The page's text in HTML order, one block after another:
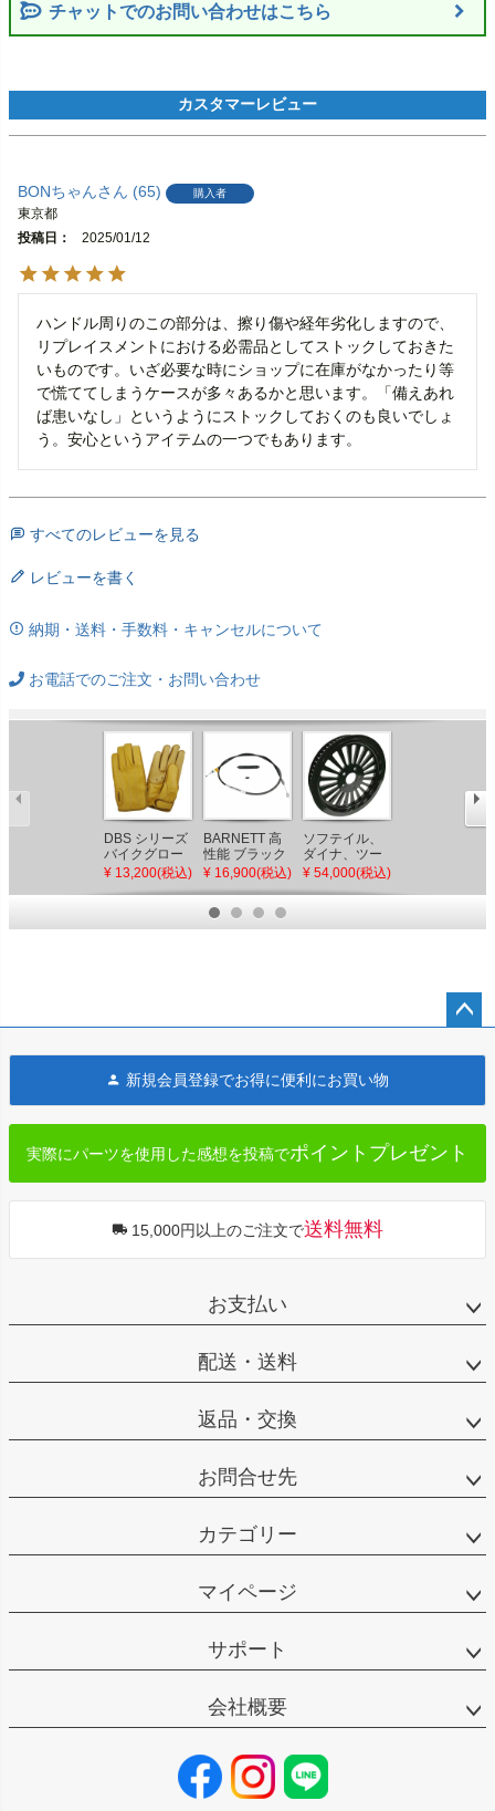
チャットでのお問い合わせはこちら
BONちゃん 65 購入者
東京都
投稿日
2025/01/12
ハンドル周りのこの部分は、擦り傷や経年劣化しますので、
リプレイスメントにおける必需品としてストックしておきた
いものです。いざ必要な時にショップに在庫がなかったり等
で慌ててしまうケースが多々あるかと思います。「備えあれ
ば患いなし」というようにストックしておくのも良いでしょ
う。安心というアイテムの一つでもあります。
すべてのレビューを見る
レビューを書く
納期・送料・手数料・キャンセルについて
お電話でのご注文・お問い合わせ
DBS シリーズ
バイクグロー
ブ ショートタ
イプ タン S～
LL JRP
¥ 13,200(税込)
BARNETT 高
性能 ブラック
クラッチケー
ブル 標準長
+3インチ
¥ 16,900(税込)
ソフテイル、
ダイナ、ツー
リング フルス
ポーク・プー
リー 70T x 1-
¥ 54,000(税込)
Performance
へ
新規会員登録でお得に便利にお買い物
実際にパーツを使用した感想を投稿でポイントプレゼント
15,000円以上のご注文で送料無料
お支払い
配送・送料
返品・交換
お問合せ先
カテゴリー
マイページ
サポート
会社概要